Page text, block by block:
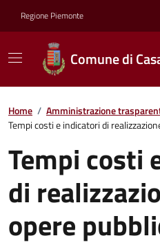
Regione Piemonte
Comune di
Home / Amministrazione
Tempi costi e indicatori di
Tempi costi
di
opere